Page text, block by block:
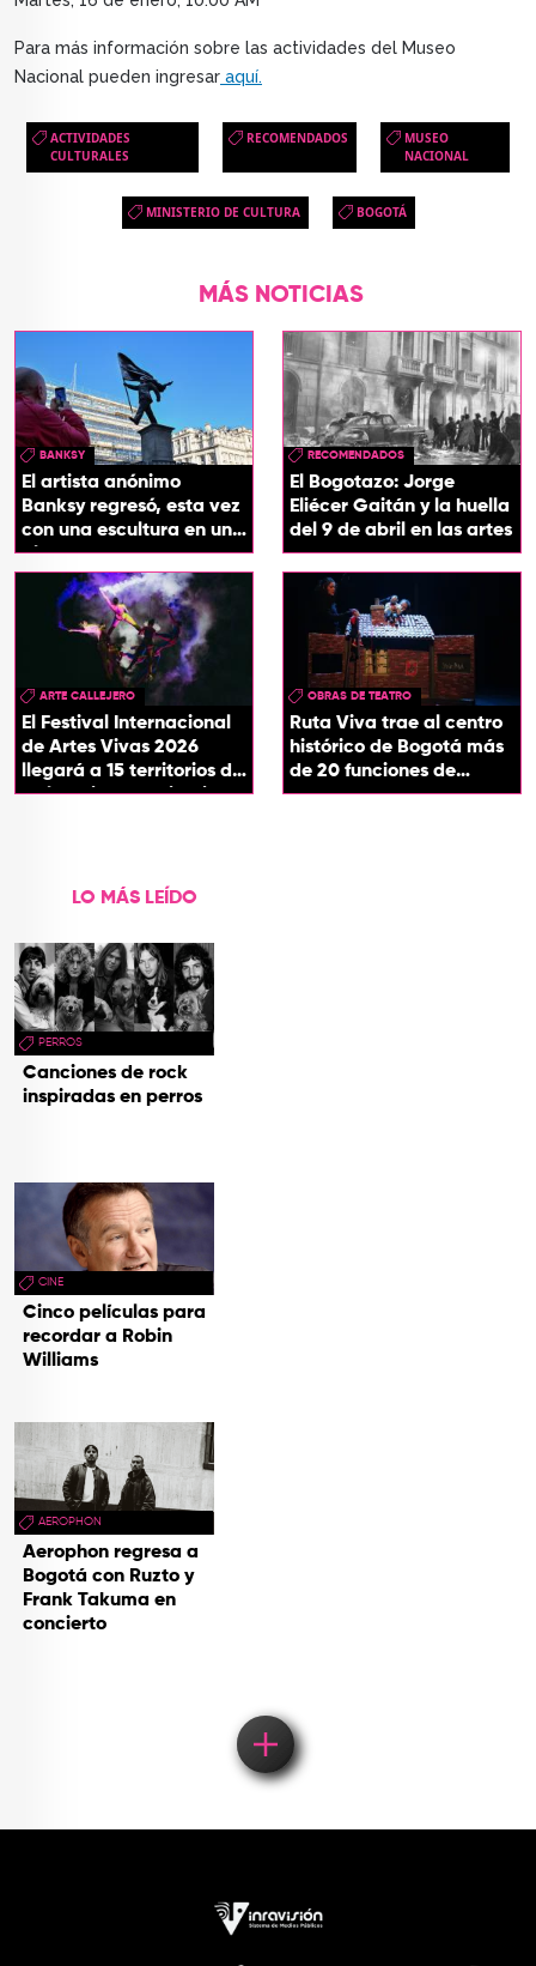
Para más información sobre las actividades del Museo
Nacional pueden ingresar aquí.
ACTIVIDADES
CULTURALES
RECOMENDADOS
MUSEO
NACIONAL
MINISTERIO DE CULTURA BOGOTÁ
MÁS NOTICIAS
BANKSY
El artista anónimo
Banksy regresó, esta vez
con una escultura en una
plaza de Londres
RECOMENDADOS
El Bogotazo: Jorge
Eliécer Gaitán y la huella
del 9 de abril en las artes
ARTE CALLEJERO
El Festival Internacional
de Artes Vivas 2026
llegará a 15 territorios de
Colombia con ‘Circuitos
OBRAS DE TEATRO
Ruta Viva trae al centro
histórico de Bogotá más
de 20 funciones de
teatro
LO MÁS LEÍDO
PERROS
Canciones de rock
inspiradas en perros
CINE
Cinco películas para
recordar a Robin
Williams
AEROPHON
Aerophon regresa a
Bogotá con Ruzto y
Frank Takuma en
concierto